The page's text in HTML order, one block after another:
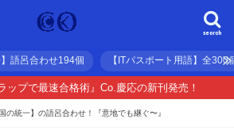
search
】語呂合わせ194個 【ITパスポート用語】全300
ップで最速合格術』Co.慶応の新刊発売！
の統一】の語呂合わせ！『意地でも継ぐ〜』